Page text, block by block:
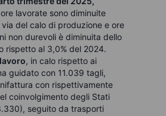
lavorate sono diminuite
del calo di produzione e ore
non durevoli è diminuita dello
rispetto al 3,0% del 2024.
, in calo rispetto ai
guidato con 11.039 tagli,
con rispettivamente
coinvolgimento degli Stati
seguito da trasporti